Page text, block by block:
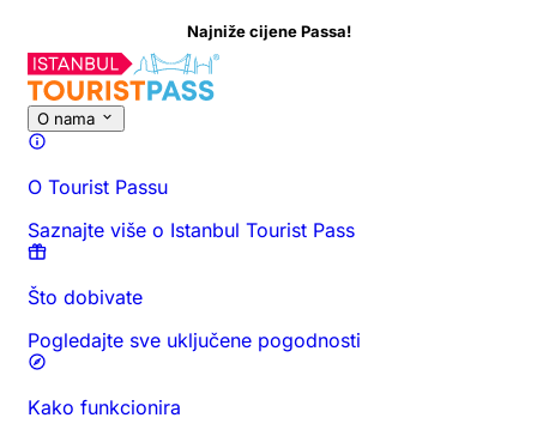
Najniže cijene Passa!
O nama
O Tourist Passu
Saznajte više o Istanbul Tourist Pass
Što dobivate
Pogledajte sve uključene pogodnosti
Kako funkcionira
Pregled Vrijeme i trajanje